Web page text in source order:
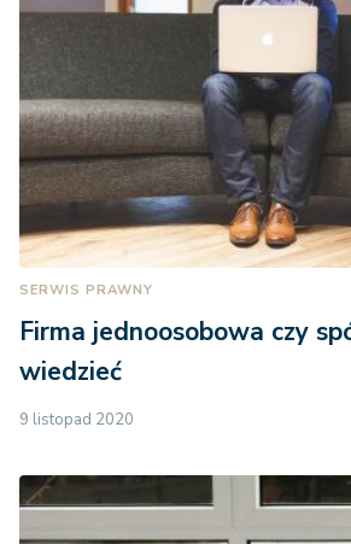
SERWIS PRAWNY
Firma jednoosobowa czy
wiedzieć
9 listopad 2020